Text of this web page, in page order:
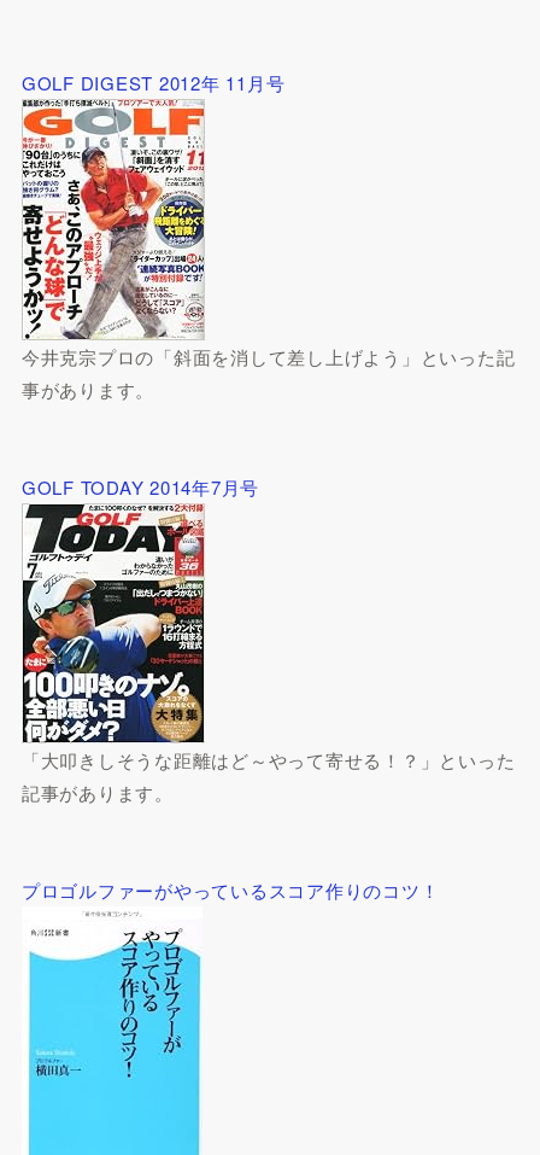
GOLF DIGEST 2012年 11月号
今井克宗プロの「斜面を消して差し上げよう」といった記
事があります。
GOLF TODAY 2014年7月号
「大叩きしそうな距離はど～やって寄せる！？」といった
記事があります。
プロゴルファーがやっているスコア作りのコツ！